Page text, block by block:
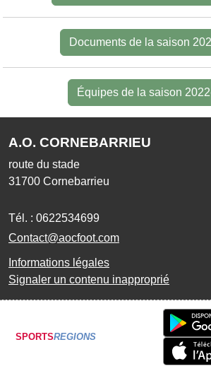
Documents de la saison
Équipes de la saison
A.O. CORNEBARRIEU
route du stade
31700 Cornebarrieu
Tél. : 0622534699
Contact@aocfoot.com
Informations légales
Signaler un contenu inapproprié
SPORTSREGIONS